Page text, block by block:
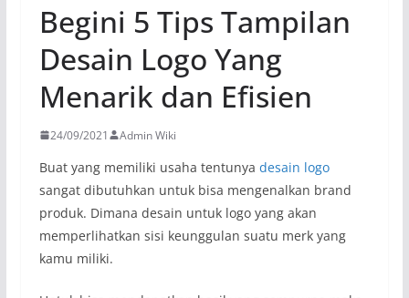
Begini 5 Tips Tampilan
Desain Logo Yang
Menarik dan Efisien
24/09/2021 Admin Wiki
Buat yang memiliki usaha tentunya desain logo
sangat dibutuhkan untuk bisa mengenalkan brand
produk. Dimana desain untuk logo yang akan
memperlihatkan sisi keunggulan suatu merk yang
kamu miliki.